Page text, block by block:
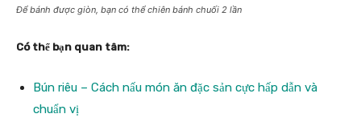
Để bánh được giòn, bạn có thể chiên bánh chuối 2 lần
Có thể bạn quan tâm:
Bún riêu – Cách nấu món ăn đặc sản cực hấp dẫn và
chuẩn vị